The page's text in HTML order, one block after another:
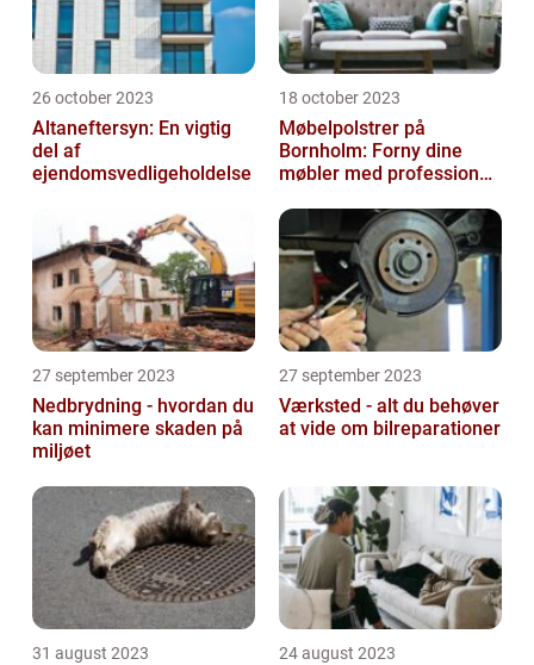
26 october 2023
Altaneftersyn: En vigtig
del af
ejendomsvedligeholdelse
18 october 2023
Møbelpolstrer på
Bornholm: Forny dine
møbler med professionel
27 september 2023
Nedbrydning - hvordan du
kan minimere skaden på
miljøet
27 september 2023
Værksted - alt du behøver
at vide om bilreparationer
31 august 2023 24 august 2023